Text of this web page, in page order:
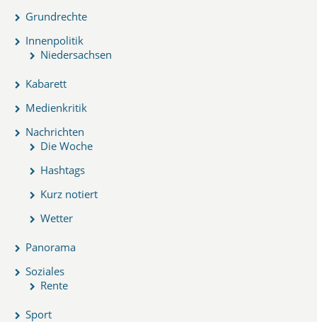
Grundrechte
Innenpolitik
Niedersachsen
Kabarett
Medienkritik
Nachrichten
Die Woche
Hashtags
Kurz notiert
Wetter
Panorama
Soziales
Rente
Sport